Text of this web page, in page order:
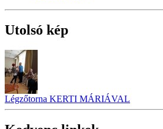
Utolsó kép
Légzőtorna KERTI MÁRIÁVAL